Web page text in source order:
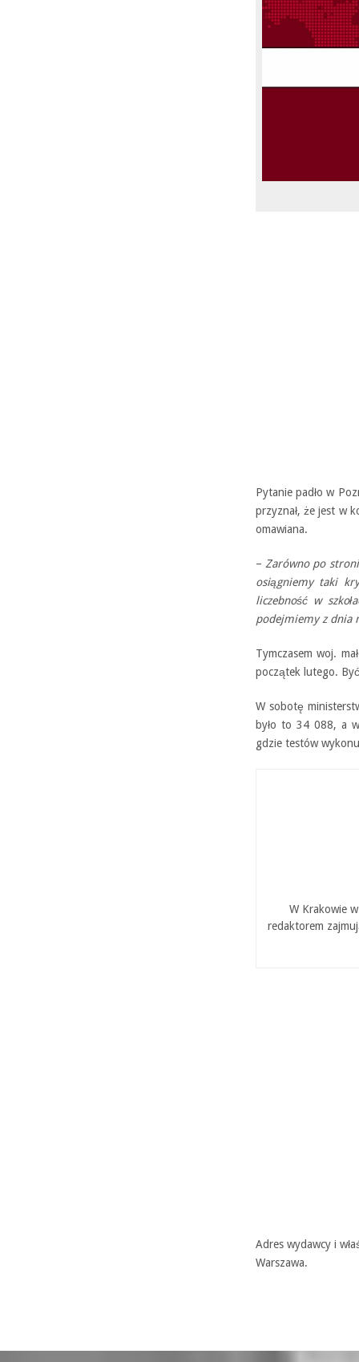
Pytanie padło w
przyznał, że jest w
omawiana.
– Zarówno po
osiągniemy taki
liczebność w
podejmiemy z dnia
Tymczasem woj.
początek lutego.
W sobotę
było to 34 088, a
gdzie testów
W Krakowie
redaktorem
Adres wydawcy i
Warszawa.